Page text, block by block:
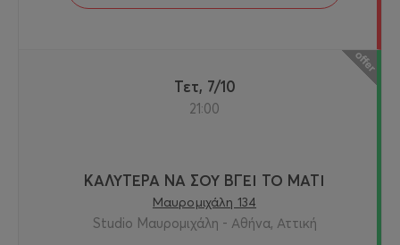
Τετ, 7/10
21:00
ΚΑΛΥΤΕΡΑ ΝΑ ΣΟΥ ΒΓΕΙ ΤΟ ΜΑΤΙ
Μαυρομιχάλη 134
Studio Μαυρομιχάλη - Αθήνα, Αττική